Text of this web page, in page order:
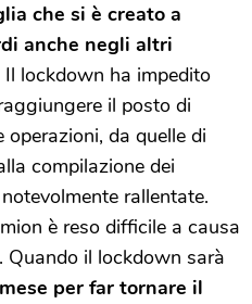
che si è creato a
anche negli altri
Il lockdown ha impedito
il posto di
da quelle di
compilazione dei
rallentate.
è reso difficile a causa
il lockdown sarà
per far tornare il